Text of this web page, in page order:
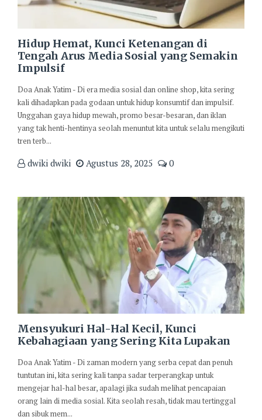
Hidup Hemat, Kunci Ketenangan di
Tengah Arus Media Sosial yang Semakin
Impulsif
Doa Anak Yatim - Di era media sosial dan online shop, kita sering
kali dihadapkan pada godaan untuk hidup konsumtif dan impulsif.
Unggahan gaya hidup mewah, promo besar-besaran, dan iklan
yang tak henti-hentinya seolah menuntut kita untuk selalu mengikuti
tren terb...
dwiki dwiki Agustus 28, 2025 0
Mensyukuri Hal-Hal Kecil, Kunci
Kebahagiaan yang Sering Kita Lupakan
Doa Anak Yatim - Di zaman modern yang serba cepat dan penuh
tuntutan ini, kita sering kali tanpa sadar terperangkap untuk
mengejar hal-hal besar, apalagi jika sudah melihat pencapaian
orang lain di media sosial. Kita seolah resah, tidak mau tertinggal
dan sibuk mem...